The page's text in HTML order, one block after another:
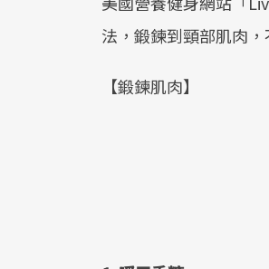
法，鍛鍊到頸部肌肉
【鍛鍊肌肉】